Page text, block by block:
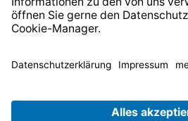
* Alle Preise inkl. gesetzl.
anders
© 2026 TechniSat